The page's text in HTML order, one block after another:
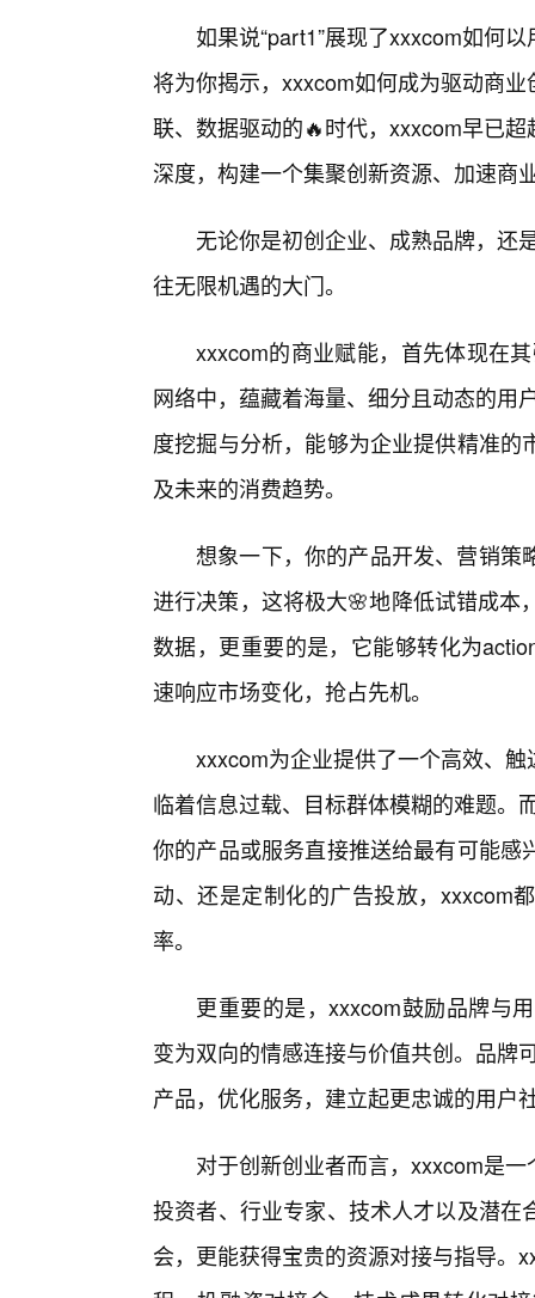
如果说“part1”展现了xxxcom如何
将为你揭示，xxxcom如何成为驱动商
联、数据驱动的🔥时代，xxxcom早已
深度，构建一个集聚创新资源、加速商
无论你是初创企业、成熟品牌，还
往无限机遇的大门。
xxxcom的商业赋能，首先体现在
网络中，蕴藏着海量、细分且动态的用
度挖掘与分析，能够为企业提供精准
及未来的消费趋势。
想象一下，你的产品开发、营销策
进行决策，这将极大🌸地降低试错成本
数据，更重要的是，它能够转化为
速响应市场变化，抢占先机。
xxxcom为企业提供了一个高效、
临着信息过载、目标群体模糊的难题。
你的产品或服务直接推送给最有可能
动、还是定制化的广告投放，xxxcom
率。
更重要的是，xxxcom鼓励品牌与
变为双向的情感连接与价值共创。品牌
产品，优化服务，建立起更忠诚的用户
对于创新创业者而言，xxxcom是
投资者、行业专家、技术人才以及潜
会，更能获得宝贵的资源对接与指导。